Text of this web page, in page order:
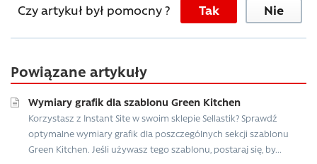
Czy artykuł był pomocny ? Tak Nie
Powiązane artykuły
Wymiary grafik dla szablonu Green Kitchen
Korzystasz z Instant Site w swoim sklepie Sellastik? Sprawdź
optymalne wymiary grafik dla poszczególnych sekcji szablonu
Green Kitchen. Jeśli używasz tego szablonu, postaraj się, by...